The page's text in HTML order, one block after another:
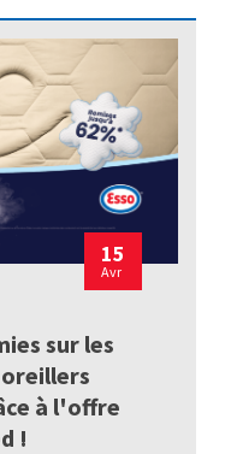
15
Avr
sur les
à l'offre
!